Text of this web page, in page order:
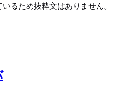
るため抜粋文はありません。